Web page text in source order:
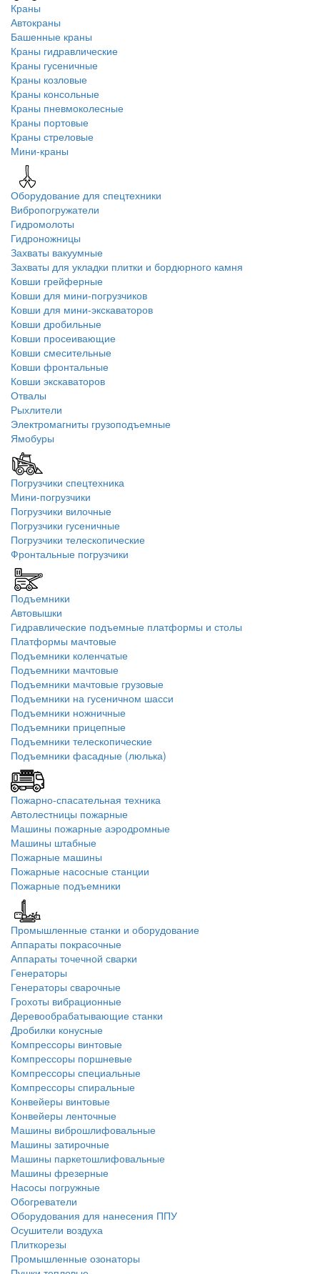
Краны
Автокраны
Башенные краны
Краны гидравлические
Краны гусеничные
Краны козловые
Краны консольные
Краны пневмоколесные
Краны портовые
Краны стреловые
Мини-краны
Оборудование для спецтехники
Вибропогружатели
Гидромолоты
Гидроножницы
Захваты вакуумные
Захваты для укладки плитки и бордюрного камня
Ковши грейферные
Ковши для мини-погрузчиков
Ковши для мини-экскаваторов
Ковши дробильные
Ковши просеивающие
Ковши смесительные
Ковши фронтальные
Ковши экскаваторов
Отвалы
Рыхлители
Электромагниты грузоподъемные
Ямобуры
Погрузчики спецтехника
Мини-погрузчики
Погрузчики вилочные
Погрузчики гусеничные
Погрузчики телескопические
Фронтальные погрузчики
Подъемники
Автовышки
Гидравлические подъемные платформы и столы
Платформы мачтовые
Подъемники коленчатые
Подъемники мачтовые
Подъемники мачтовые грузовые
Подъемники на гусеничном шасси
Подъемники ножничные
Подъемники прицепные
Подъемники телескопические
Подъемники фасадные (люлька)
Пожарно-спасательная техника
Автолестницы пожарные
Машины пожарные аэродромные
Машины штабные
Пожарные машины
Пожарные насосные станции
Пожарные подъемники
Промышленные станки и оборудование
Аппараты покрасочные
Аппараты точечной сварки
Генераторы
Генераторы сварочные
Грохоты вибрационные
Деревообрабатывающие станки
Дробилки конусные
Компрессоры винтовые
Компрессоры поршневые
Компрессоры специальные
Компрессоры спиральные
Конвейеры винтовые
Конвейеры ленточные
Машины виброшлифовальные
Машины затирочные
Машины паркетошлифовальные
Машины фрезерные
Насосы погружные
Обогреватели
Оборудования для нанесения ППУ
Осушители воздуха
Плиткорезы
Промышленные озонаторы